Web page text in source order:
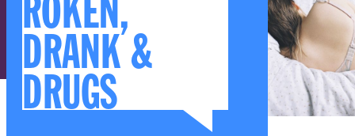
ROKEN,
DRANK &
DRUGS